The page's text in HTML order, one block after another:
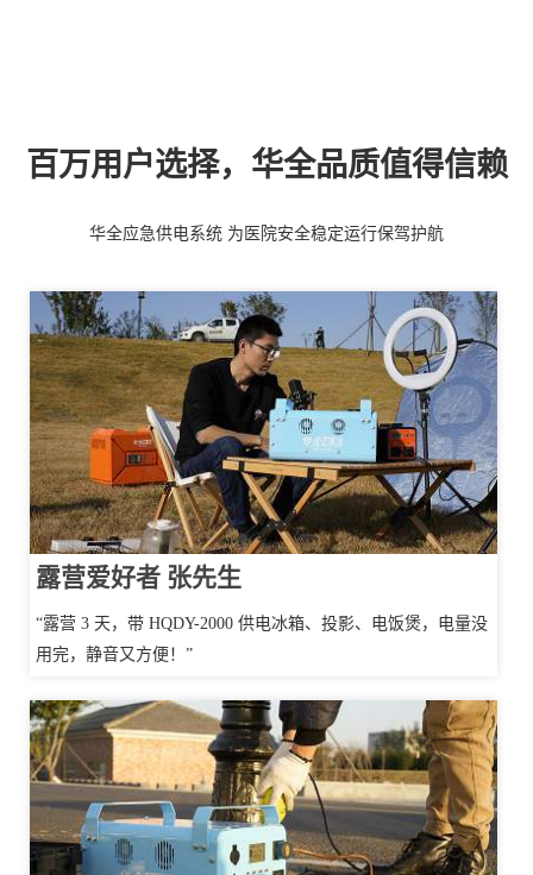
百万用户选择，华全品质值得信赖
华全应急供电系统 为医院安全稳定运行保驾护航
露营爱好者 张先生
“露营 3 天，带 HQDY-2000 供电冰箱、投影、电饭煲，电量没
用完，静音又方便！”